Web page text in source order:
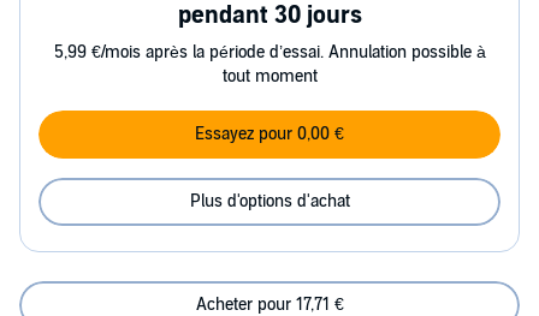
pendant 30 jours
5,99 €/mois après la période d’essai. Annulation possible à
tout moment
Essayez pour 0,00 €
Plus d'options d'achat
Acheter pour 17,71 €